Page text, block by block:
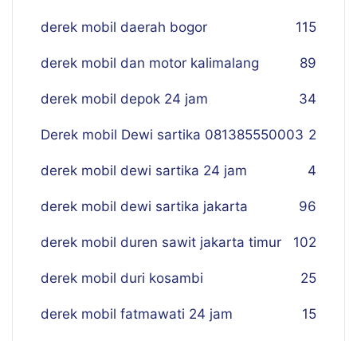
derek mobil daerah bogor 115
derek mobil dan motor kalimalang 89
derek mobil depok 24 jam 34
Derek mobil Dewi sartika 081385550003 2
derek mobil dewi sartika 24 jam 4
derek mobil dewi sartika jakarta 96
derek mobil duren sawit jakarta timur 102
derek mobil duri kosambi 25
derek mobil fatmawati 24 jam 15